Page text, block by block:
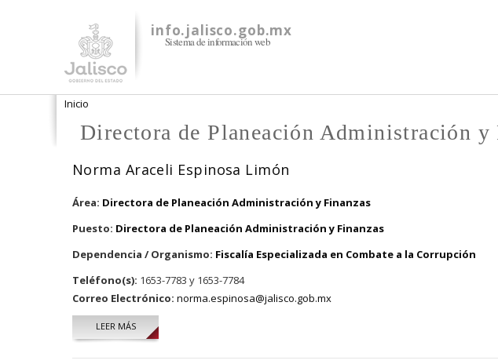
info.jalisco.gob.mx
Sistema de información web
Se encuentra usted aquí
Inicio
Directora de Planeación Administración y
Norma Araceli Espinosa Limón
Área: Directora de Planeación Administración y Finanzas
Puesto: Directora de Planeación Administración y Finanzas
Dependencia / Organismo: Fiscalía Especializada en Combate a la Corrupción
Teléfono(s): 1653-7783 y 1653-7784
Correo Electrónico: norma.espinosa@jalisco.gob.mx
LEER MÁSSOBRE NORMA ARACELI ESPINOSA LIMÓN